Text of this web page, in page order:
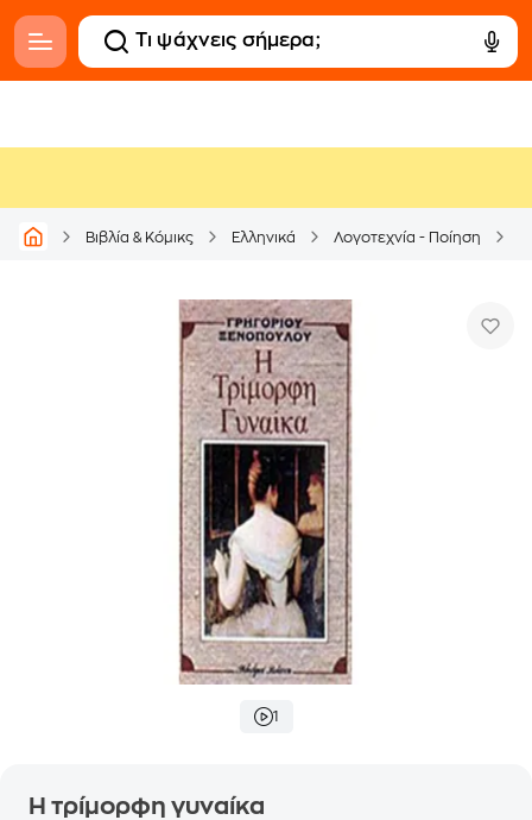
Βιβλία & Κόμικς Ελληνικά Λογοτεχνία - Ποίηση
1
Η τρίμορφη γυναίκα